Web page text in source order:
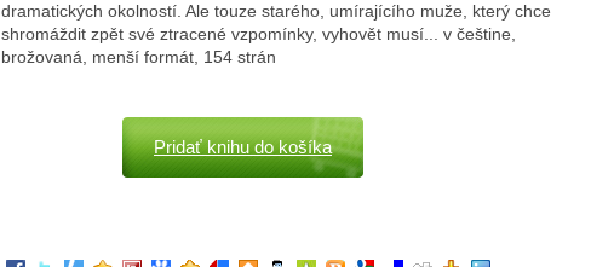
dramatických okolností. Ale touze starého, umírajícího muže, který chce
shromáždit zpět své ztracené vzpomínky, vyhovět musí... v češtine,
brožovaná, menší formát, 154 strán
Pridať knihu do košíka